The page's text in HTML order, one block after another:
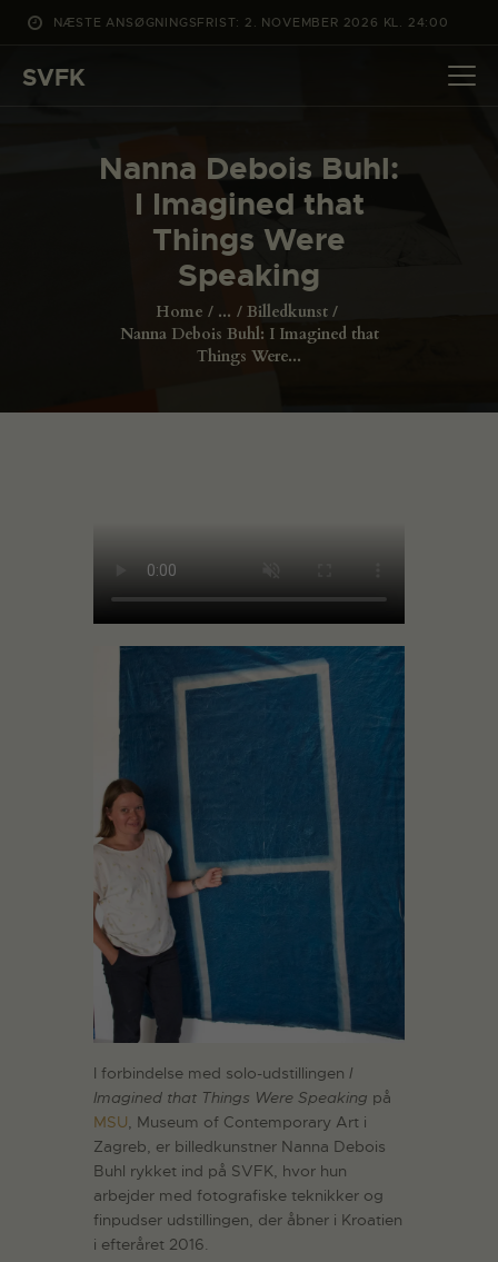
NÆSTE ANSØGNINGSFRIST: 2. NOVEMBER 2026 KL. 24:00
SVFK
Nanna Debois Buhl:
I Imagined that
Things Were
Speaking
Home ...
Billedkunst
Nanna Debois Buhl: I Imagined that
Things Were...
DET SKER
PROJEKTER
CHANNEL
ENGLISH
I forbindelse med solo-udstillingen I
Imagined that Things Were Speaking på
MSU, Museum of Contemporary Art i
Zagreb, er billedkunstner Nanna Debois
Buhl rykket ind på SVFK, hvor hun
arbejder med fotografiske teknikker og
finpudser udstillingen, der åbner i Kroatien
i efteråret 2016.